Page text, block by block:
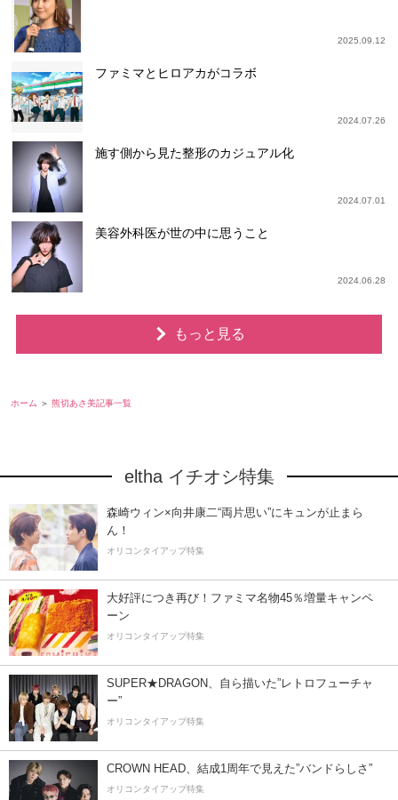
2025.09.12
ファミマとヒロアカがコラボ
2024.07.26
施す側から見た整形のカジュアル化
2024.07.01
美容外科医が世の中に思うこと
2024.06.28
もっと見る
ホーム 熊切あさ美記事一覧
eltha イチオシ特集
森崎ウィン×向井康二“両片思い”にキュンが止まら
ん！
オリコンタイアップ特集
大好評につき再び！ファミマ名物45％増量キャンペ
ーン
オリコンタイアップ特集
SUPER★DRAGON、自ら描いた”レトロフューチャ
ー”
オリコンタイアップ特集
CROWN HEAD、結成1周年で見えた”バンドらしさ”
オリコンタイアップ特集